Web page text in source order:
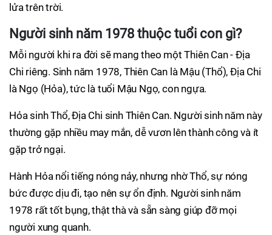
lửa trên trời.
Người sinh năm 1978 thuộc tuổi con gì?
Mỗi người khi ra đời sẽ mang theo một Thiên Can - Địa
Chi riêng. Sinh năm 1978, Thiên Can là Mậu (Thổ), Địa Chi
là Ngọ (Hỏa), tức là tuổi Mậu Ngọ, con ngựa.
Hỏa sinh Thổ, Địa Chi sinh Thiên Can. Người sinh năm này
thường gặp nhiều may mắn, dễ vươn lên thành công và ít
gặp trở ngại.
Hành Hỏa nổi tiếng nóng nảy, nhưng nhờ Thổ, sự nóng
bức được dịu đi, tạo nên sự ổn định. Người sinh năm
1978 rất tốt bụng, thật thà và sẵn sàng giúp đỡ mọi
người xung quanh.